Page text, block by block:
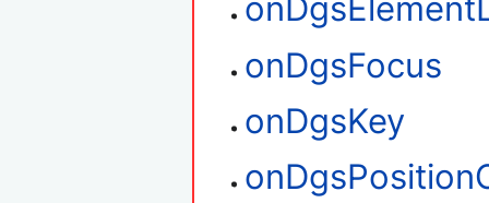
onDgsFocus
onDgsKey